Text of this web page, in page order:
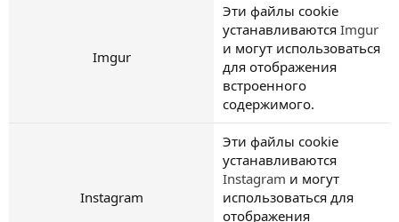
Imgur
Эти файлы cookie
устанавливаются Imgur
и могут использоваться
для отображения
встроенного
содержимого.
Instagram
Эти файлы cookie
устанавливаются
Instagram и могут
использоваться для
отображения